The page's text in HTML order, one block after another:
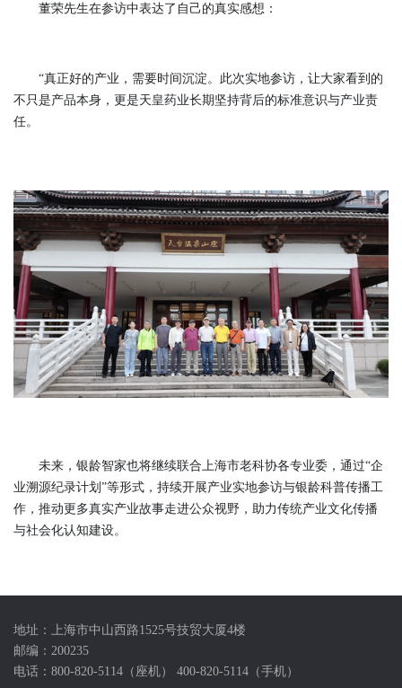
董荣先生在参访中表达了自己的真实感想：
“真正好的产业，需要时间沉淀。此次实地参访，让大家看到的
不只是产品本身，更是天皇药业长期坚持背后的标准意识与产业责
任。
未来，银龄智家也将继续联合上海市老科协各专业委，通过“企
业溯源纪录计划”等形式，持续开展产业实地参访与银龄科普传播工
作，推动更多真实产业故事走进公众视野，助力传统产业文化传播
与社会化认知建设。
地址：上海市中山西路1525号技贸大厦4楼
邮编：200235
电话：800-820-5114（座机） 400-820-5114（手机）